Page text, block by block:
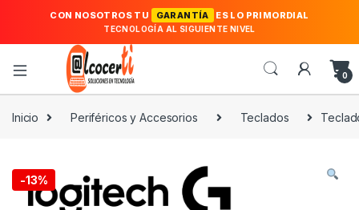
CON NOSOTROS TU GARANTÍA ES LO PRIMORDIAL
TECNOLOGÍA AL SIGUIENTE NIVEL
0
Inicio Periféricos y Accesorios Teclados
-13%